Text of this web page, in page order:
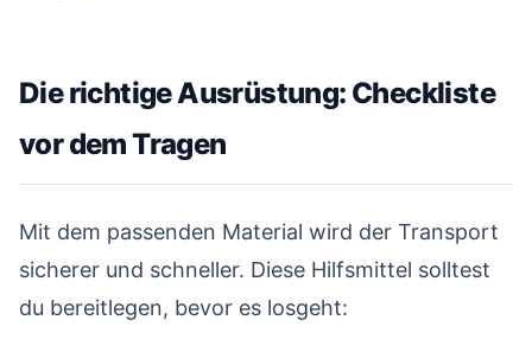
Die richtige Ausrüstung: Checkliste
vor dem Tragen
Mit dem passenden Material wird der Transport
sicherer und schneller. Diese Hilfsmittel solltest
du bereitlegen, bevor es losgeht: